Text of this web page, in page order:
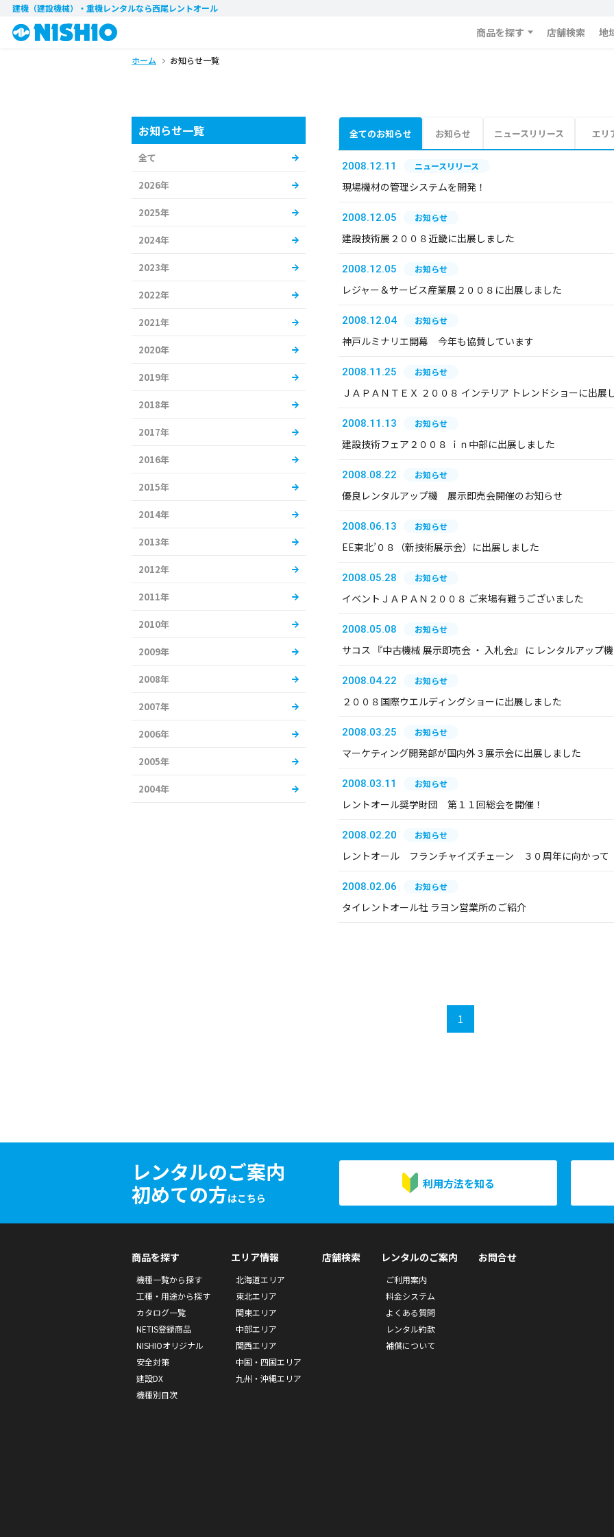
建機（建設機械）・重機レンタルなら西尾レントオール
商品を探す 店舗検索 地
ホーム お知らせ一覧
全てのお知らせ お知らせ ニュースリリース エリ
2008.12.11 ニュースリリース
現場機材の管理システムを開発！
2008.12.05 お知らせ
建設技術展２００８近畿に出展しました
2008.12.05 お知らせ
レジャー＆サービス産業展２００８に出展しました
2008.12.04 お知らせ
神戸ルミナリエ開幕 今年も協賛しています
2008.11.25 お知らせ
ＪＡＰＡＮＴＥＸ ２００８ インテリア トレンドショーに出展
2008.11.13 お知らせ
建設技術フェア２００８ ｉｎ中部に出展しました
2008.08.22 お知らせ
優良レンタルアップ機 展示即売会開催のお知らせ
2008.06.13 お知らせ
EE東北’０８（新技術展示会）に出展しました
2008.05.28 お知らせ
イベントＪＡＰＡＮ２００８ ご来場有難うございました
2008.05.08 お知らせ
サコス 『中古機械 展示即売会 ・ 入札会』 に レンタルアップ
2008.04.22 お知らせ
２００８国際ウエルディングショーに出展しました
2008.03.25 お知らせ
マーケティング開発部が国内外３展示会に出展しました
2008.03.11 お知らせ
レントオール奨学財団 第１１回総会を開催！
2008.02.20 お知らせ
レントオール フランチャイズチェーン ３０周年に向かって
2008.02.06 お知らせ
タイレントオール社 ラヨン営業所のご紹介
1
お知らせ一覧
全て
2026年
2025年
2024年
2023年
2022年
2021年
2020年
2019年
2018年
2017年
2016年
2015年
2014年
2013年
2012年
2011年
2010年
2009年
2008年
2007年
2006年
2005年
2004年
レンタルのご案内
初めての方はこちら
利用方法を知る
商品を探す
機種一覧から探す
工種・用途から探す
カタログ一覧
NETIS登録商品
NISHIOオリジナル
安全対策
建設DX
機種別目次
エリア情報
北海道エリア
東北エリア
関東エリア
中部エリア
関西エリア
中国・四国エリア
九州・沖縄エリア
店舗検索 レンタルのご案内
ご利用案内
料金システム
よくある質問
レンタル約款
補償について
お問合せ